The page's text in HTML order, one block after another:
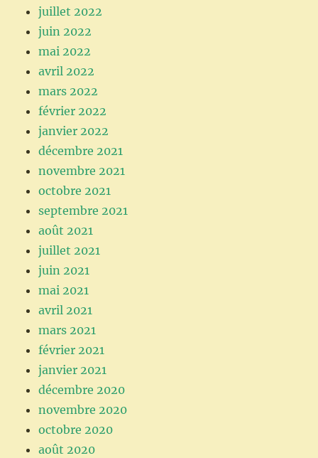
juillet 2022
juin 2022
mai 2022
avril 2022
mars 2022
février 2022
janvier 2022
décembre 2021
novembre 2021
octobre 2021
septembre 2021
août 2021
juillet 2021
juin 2021
mai 2021
avril 2021
mars 2021
février 2021
janvier 2021
décembre 2020
novembre 2020
octobre 2020
août 2020